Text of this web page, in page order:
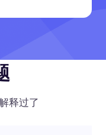
释过了